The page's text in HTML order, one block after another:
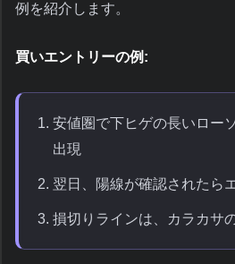
例を紹介します。
買いエントリーの例:
安値圏で下ヒゲの長いロー
出現
翌日、陽線が確認されたら
損切りラインは、カラカサ